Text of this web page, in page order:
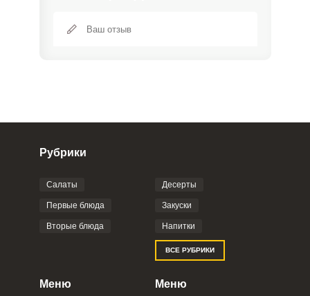
Фото до 4 шт, до 5 mb
Отправляя эту форму, вы соглашаетесь с
Политикой
Пользовательским
соглашением
Рубрики
Салаты
Первые блюда
Вторые блюда
Десерты
Закуски
Напитки
ВСЕ РУБРИКИ
Меню Меню